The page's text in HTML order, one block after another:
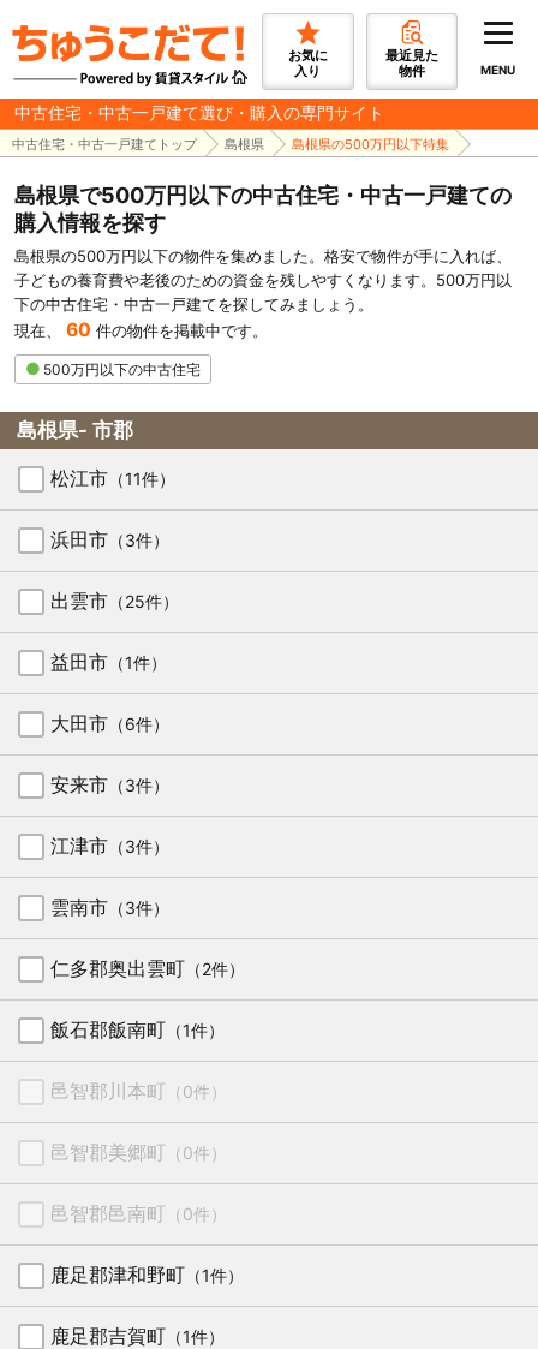
お気に
入り
最近見た
物件
MENU
中古住宅・中古一戸建て選び・購入の専門サイト
中古住宅・中古一戸建てトップ 島根県 島根県の500万円以下特集
島根県で500万円以下の中古住宅・中古一戸建ての
購入情報を探す
島根県の500万円以下の物件を集めました。格安で物件が手に入れば、
子どもの養育費や老後のための資金を残しやすくなります。500万円以
下の中古住宅・中古一戸建てを探してみましょう。
現在、 60 件の物件を掲載中です。
500万円以下の中古住宅
島根県- 市郡
松江市 （11件）
浜田市 （3件）
出雲市 （25件）
益田市 （1件）
大田市 （6件）
安来市 （3件）
江津市 （3件）
雲南市 （3件）
仁多郡奥出雲町 （2件）
飯石郡飯南町 （1件）
邑智郡川本町 （0件）
邑智郡美郷町 （0件）
邑智郡邑南町 （0件）
鹿足郡津和野町 （1件）
鹿足郡吉賀町 （1件）